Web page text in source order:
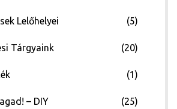
Lelőhelyei (5)
Tárgyaink (20)
(1)
– DIY (25)